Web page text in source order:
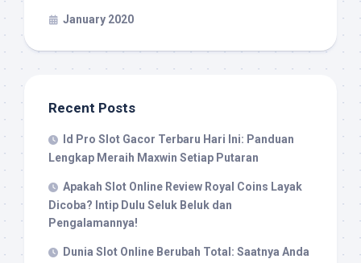
January 2020
Recent Posts
Id Pro Slot Gacor Terbaru Hari Ini: Panduan
Lengkap Meraih Maxwin Setiap Putaran
Apakah Slot Online Review Royal Coins Layak
Dicoba? Intip Dulu Seluk Beluk dan
Pengalamannya!
Dunia Slot Online Berubah Total: Saatnya Anda